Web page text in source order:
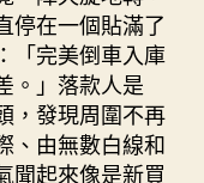
停在一個貼滿了
「完美倒車入庫
」落款人是
，發現周圍不再
、由無數白線和
聞起來像是新買